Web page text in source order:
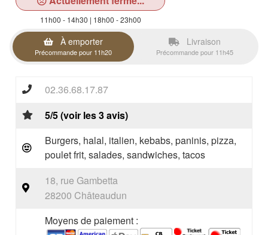
11h00 - 14h30 | 18h00 - 23h00
À emporter
Précommande pour 11h20
Livraison
Précommande pour 11h45
02.36.68.17.87
5/5 (voir les 3 avis)
Burgers, halal, italien, kebabs, paninis, pizza,
poulet frit, salades, sandwiches, tacos
18, rue Gambetta
28200 Châteaudun
Moyens de paiement :